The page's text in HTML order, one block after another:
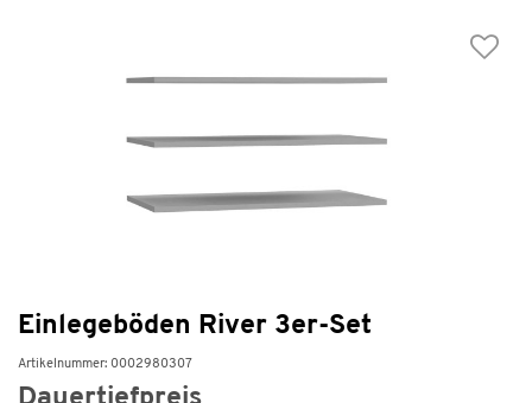
Einlegeböden River 3er-Set
Artikelnummer: 0002980307